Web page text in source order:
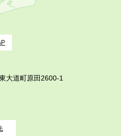
大道町原田2600-1